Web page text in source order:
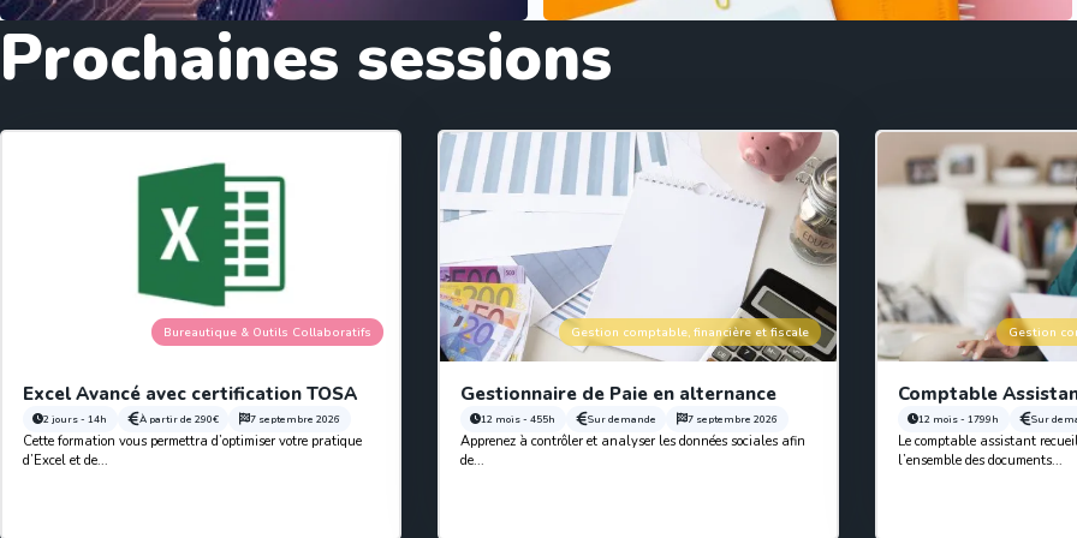
Prochaines sessions
Bureautique & Outils Collaboratifs
Excel Avancé avec certification TOSA
2 jours - 14h À partir de 290€ 7 septembre 2026
Cette formation vous permettra d’optimiser votre pratique
d’Excel et de...
Gestion comptable, financière et fiscale
Gestionnaire de Paie en alternance
12 mois - 455h Sur demande 7 septembre 2026
Apprenez à contrôler et analyser les données sociales afin
de...
Gestion
Comptable
12 mois - 1799h Sur
Le comptable assistant
l’ensemble des documents...